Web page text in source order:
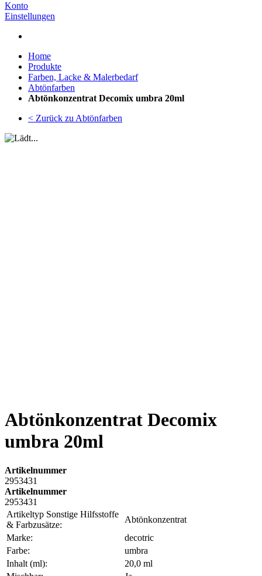
Konto
Einstellungen
Home
Produkte
Farben, Lacke & Malerbedarf
Abtönfarben
Abtönkonzentrat Decomix umbra 20ml
< Zurück zu Abtönfarben
Abtönkonzentrat Decomix
umbra 20ml
Artikelnummer
2953431
Artikelnummer
2953431
Artikeltyp Sonstige Hilfsstoffe
& Farbzusätze:
Abtönkonzentrat
Marke:
decotric
Farbe:
umbra
Inhalt (ml):
20,0 ml